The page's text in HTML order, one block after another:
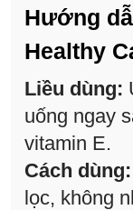
Hướng
Healthy
Liều dùng:
uống ngay
vitamin E.
Cách dùng:
lọc, không